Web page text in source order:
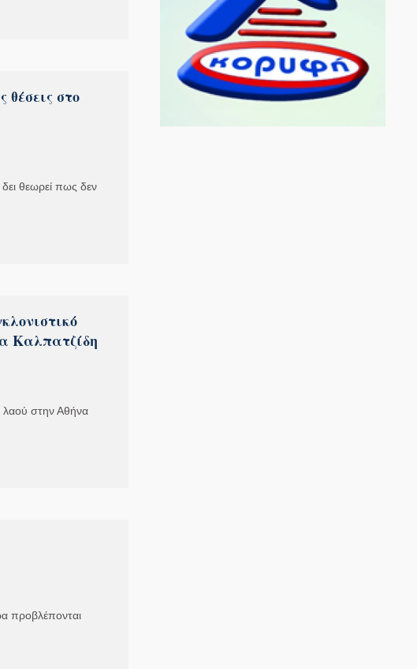
στο
θεωρεί πως δεν
Καλπατζίδη
λαού στην Αθήνα
προβλέπονται